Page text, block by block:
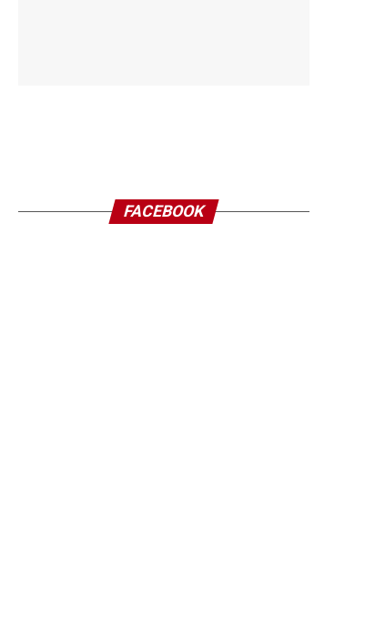
FACEBOOK